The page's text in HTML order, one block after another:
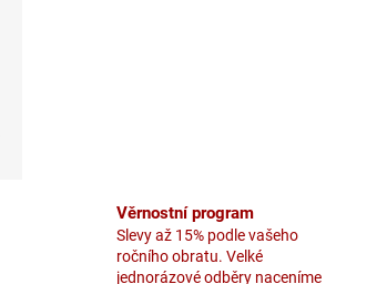
Věrnostní program
Slevy až 15% podle vašeho
ročního obratu. Velké
jednorázové odběry naceníme